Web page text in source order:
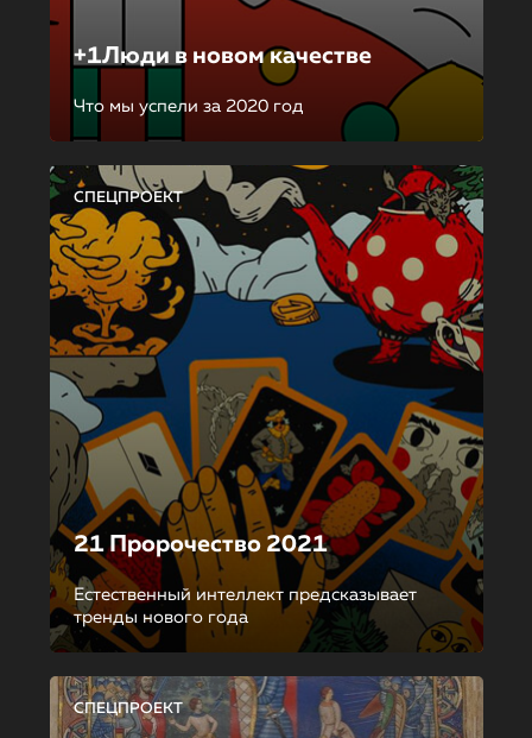
+1Люди в новом качестве
Что мы успели за 2020 год
СПЕЦПРОЕКТ
21 Пророчество 2021
Естественный интеллект предсказывает
тренды нового года
СПЕЦПРОЕКТ